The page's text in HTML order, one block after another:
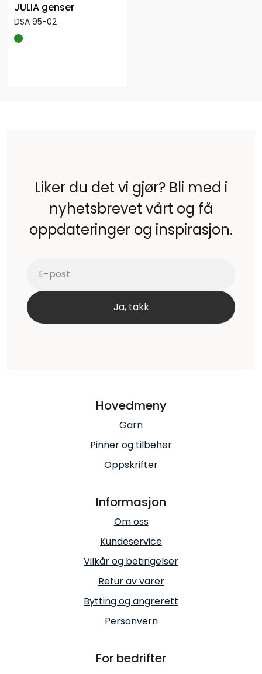
JULIA genser
DSA 95-02
Liker du det vi gjør? Bli med i
nyhetsbrevet vårt og få
oppdateringer og inspirasjon.
Hovedmeny
Garn
Pinner og tilbehør
Oppskrifter
Informasjon
Om oss
Kundeservice
Vilkår og betingelser
Retur av varer
Bytting og angrerett
Personvern
For bedrifter